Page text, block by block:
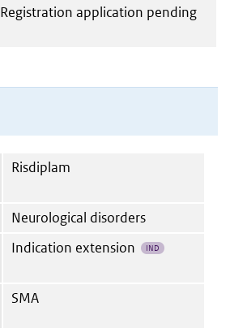
Registration application pending
Risdiplam
Neurological disorders
Indication extension IND
SMA